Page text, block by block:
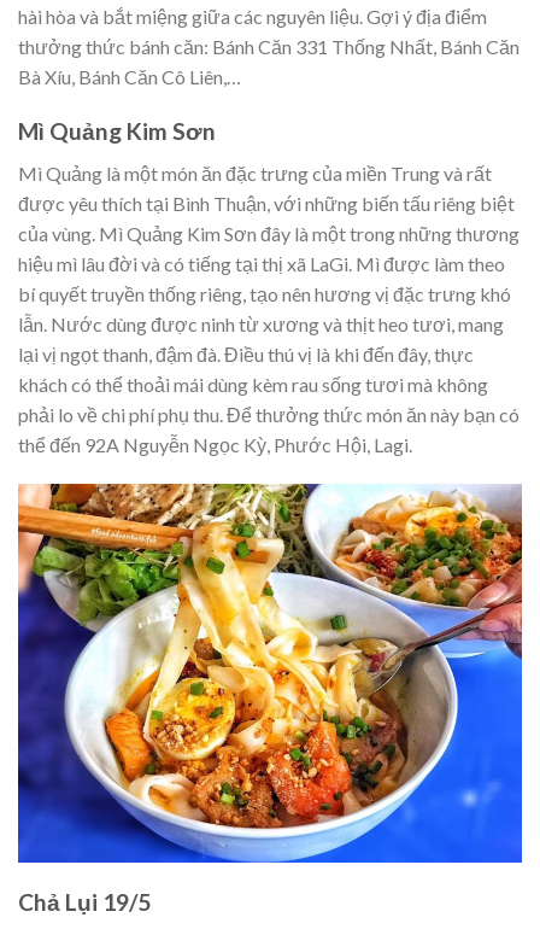
hài hòa và bắt miệng giữa các nguyên liệu. Gợi ý địa điểm
thưởng thức bánh căn: Bánh Căn 331 Thống Nhất, Bánh Căn
Bà Xíu, Bánh Căn Cô Liên,…
Mì Quảng Kim Sơn
Mì Quảng là một món ăn đặc trưng của miền Trung và rất
được yêu thích tại Bình Thuận, với những biến tấu riêng biệt
của vùng. Mì Quảng Kim Sơn đây là một trong những thương
hiệu mì lâu đời và có tiếng tại thị xã LaGi. Mì được làm theo
bí quyết truyền thống riêng, tạo nên hương vị đặc trưng khó
lẫn. Nước dùng được ninh từ xương và thịt heo tươi, mang
lại vị ngọt thanh, đậm đà. Điều thú vị là khi đến đây, thực
khách có thể thoải mái dùng kèm rau sống tươi mà không
phải lo về chi phí phụ thu. Để thưởng thức món ăn này bạn có
thể đến 92A Nguyễn Ngọc Kỳ, Phước Hội, Lagi.
Chả Lụi 19/5